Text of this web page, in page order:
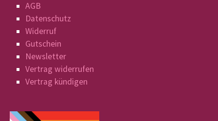
AGB
Datenschutz
Widerruf
Gutschein
Newsletter
Vertrag widerrufen
Vertrag kündigen